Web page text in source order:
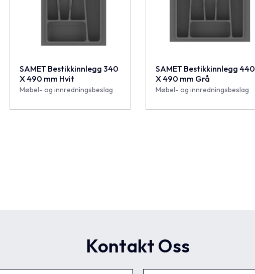
SAMET Bestikkinnlegg 340
X 490 mm Hvit
Møbel- og innredningsbeslag
SAMET Bestikkinnlegg 440
X 490 mm Grå
Møbel- og innredningsbeslag
Kontakt Oss